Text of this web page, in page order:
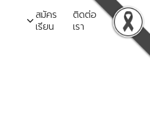
สมัคร
เรียน
ติดต่อ
เรา